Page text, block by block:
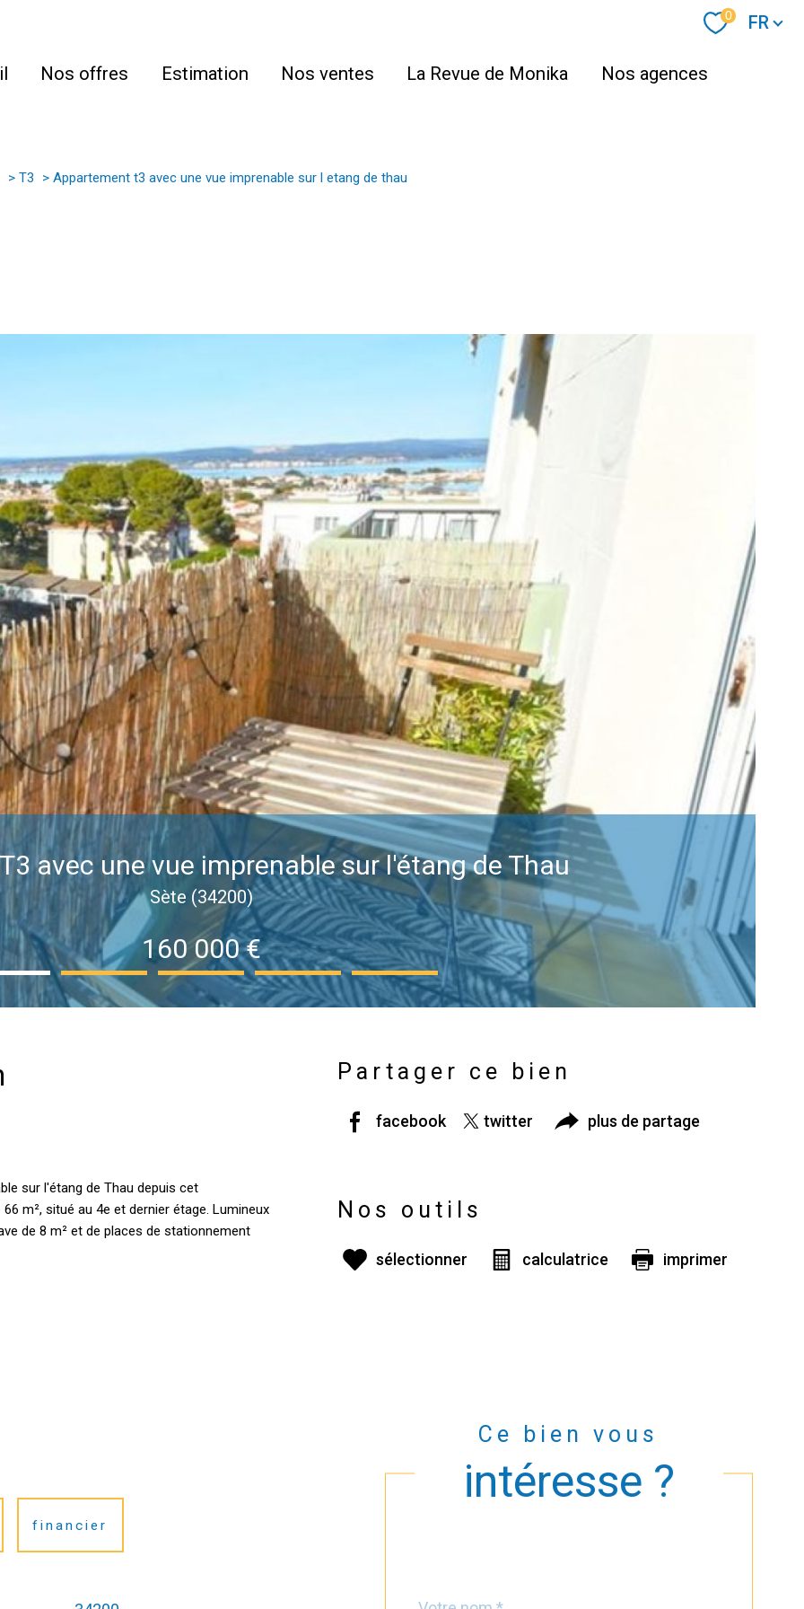
0 Langue
FR
Nos offres Estimation Nos ventes La Revue de Monika Nos agences
T3 Appartement t3 avec une vue imprenable sur l etang de thau
avec une vue imprenable sur l'étang de Thau
Sète (34200)
160 000 €
sur l'étang de Thau depuis cet
m², situé au 4e et dernier étage. Lumineux
de 8 m² et de places de stationnement
Partager ce bien
facebook twitter plus de partage
Nos outils
sélectionner calculatrice imprimer
financier
Ce bien vous
intéresse ?